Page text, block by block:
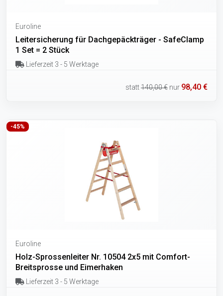
Euroline
Leitersicherung für Dachgepäckträger - SafeClamp
1 Set = 2 Stück
Lieferzeit 3 - 5 Werktage
statt140,00 € nur 98,40 €
-45%
Euroline
Holz-Sprossenleiter Nr. 10504 2x5 mit Comfort-
Breitsprosse und Eimerhaken
Lieferzeit 3 - 5 Werktage